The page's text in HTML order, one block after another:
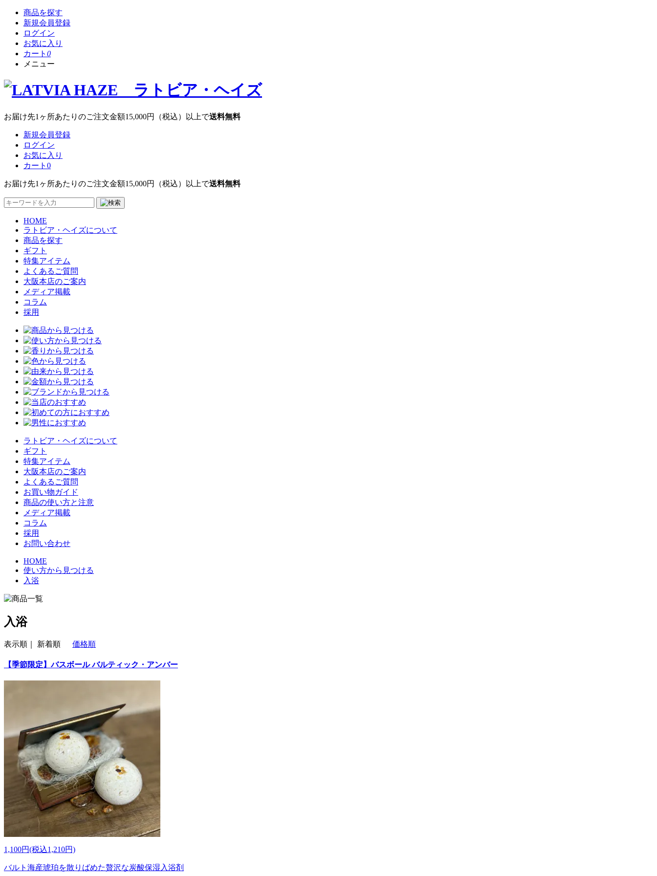
商品を探す
新規会員登録
ログイン
お気に入り
カート 0
メニュー
お届け先1ヶ所あたりのご注文金額15,000円 （税込）以上で送料無料
新規会員登録
ログイン
お気に入り
カート 0
お届け先1ヶ所あたりのご注文金額15,000円 （税込）以上で送料無料
HOME
ラトビア・ヘイズについて
商品を探す
ギフト
特集アイテム
よくあるご質問
大阪本店のご案内
メディア掲載
コラム
採用
ラトビア・ヘイズについて
ギフト
特集アイテム
大阪本店のご案内
よくあるご質問
お買い物ガイド
商品の使い方と注意
メディア掲載
コラム
採用
お問い合わせ
HOME
使い方から見つける
入浴
入浴
表示順｜ 新着順 価格順
【季節限定】バスボール バルティック・アンバー
1,100円(税込1,210円)
バルト海産琥珀を散りばめた贅沢な炭酸保湿入浴剤